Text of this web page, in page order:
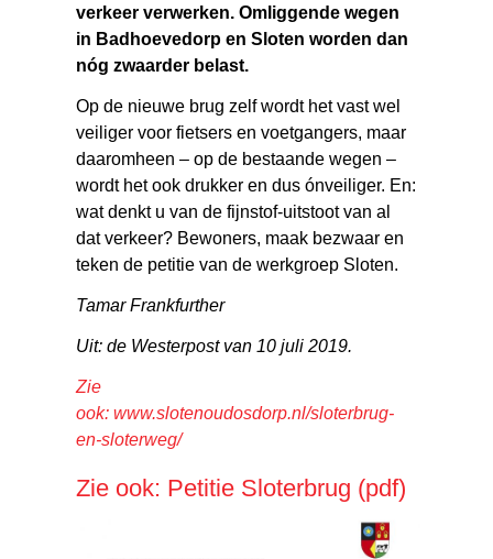
verkeer verwerken. Omliggende wegen
in Badhoevedorp en Sloten worden dan
nóg zwaarder belast.
Op de nieuwe brug zelf wordt het vast wel
veiliger voor fietsers en voetgangers, maar
daaromheen – op de bestaande wegen –
wordt het ook drukker en dus ónveiliger. En:
wat denkt u van de fijnstof-uitstoot van al
dat verkeer? Bewoners, maak bezwaar en
teken de petitie van de werkgroep Sloten.
Tamar Frankfurther
Uit: de Westerpost van 10 juli 2019.
Zie
ook:www.slotenoudosdorp.nl/sloterbrug-
en-sloterweg/
Zie ook: Petitie Sloterbrug (pdf)